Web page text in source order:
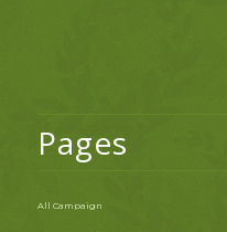
Pages
All Campaign